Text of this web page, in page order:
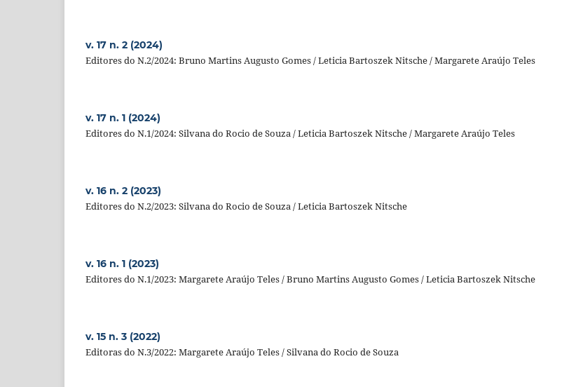
v. 17 n. 2 (2024)
Editores do N.2/2024: Bruno Martins Augusto Gomes / Leticia Bartoszek Nitsche / Margarete Araújo Teles
v. 17 n. 1 (2024)
Editores do N.1/2024: Silvana do Rocio de Souza / Leticia Bartoszek Nitsche / Margarete Araújo Teles
v. 16 n. 2 (2023)
Editores do N.2/2023: Silvana do Rocio de Souza / Leticia Bartoszek Nitsche
v. 16 n. 1 (2023)
Editores do N.1/2023: Margarete Araújo Teles / Bruno Martins Augusto Gomes / Leticia Bartoszek Nitsche
v. 15 n. 3 (2022)
Editoras do N.3/2022: Margarete Araújo Teles / Silvana do Rocio de Souza